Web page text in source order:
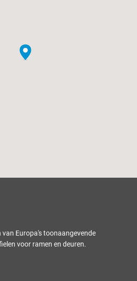
van Europa's toonaangevende
voor ramen en deuren.